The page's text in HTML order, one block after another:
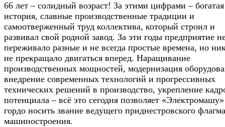
66 лет – солидный возраст! За этими цифрами – богатая
история, славные производственные традиции и
самоотверженный труд коллектива, который строил и
развивал свой родной завод. За эти годы предприятие
переживало разные и не всегда простые времена, но
не прекращало двигаться вперед. Наращивание
производственных мощностей, модернизация
внедрение современных технологий и прогрессивных
технических решений в производство, укрепление
потенциала – всё это сегодня позволяет «Электромашу»
гордо носить звание ведущего приднестровского
машиностроения.